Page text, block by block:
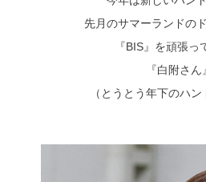
先月のサマーランドの
『BIS』を頑張っ
『白附さん』
（とうとう年下のハン